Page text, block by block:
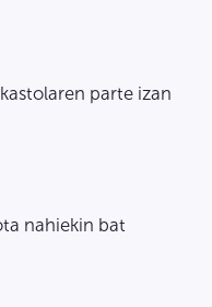
parte izan
nahiekin bat